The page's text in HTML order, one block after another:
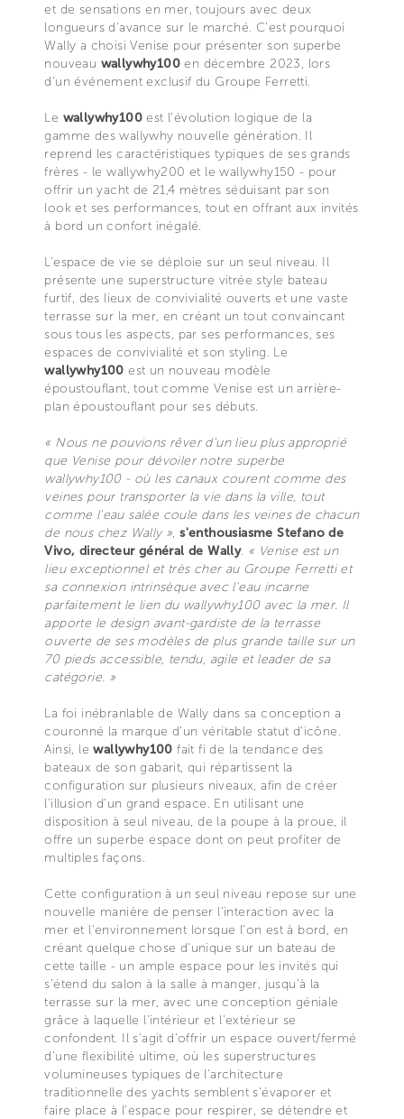
et de sensations en mer, toujours avec deux
longueurs d'avance sur le marché. C'est pourquoi
Wally a choisi Venise pour présenter son superbe
nouveau wallywhy100en décembre 2023, lors
d'un événement exclusif du Groupe Ferretti.
Le wallywhy100est l'évolution logique de la
gamme des wallywhy nouvelle génération. Il
reprend les caractéristiques typiques de ses grands
frères - le wallywhy200 et le wallywhy150 - pour
offrir un yacht de 21,4 mètres séduisant par son
look et ses performances, tout en offrant aux invités
à bord un confort inégalé.
L’espace de vie se déploie sur un seul niveau. Il
présente une superstructure vitrée style bateau
furtif, des lieux de convivialité ouverts et une vaste
terrasse sur la mer, en créant un tout convaincant
sous tous les aspects, par ses performances, ses
espaces de convivialité et son styling. Le
wallywhy100 est un nouveau modèle
époustouflant, tout comme Venise est un arrière-
plan époustouflant pour ses débuts.
« Nous ne pouvions rêver d'un lieu plus approprié
que Venise pour dévoiler notre superbe
wallywhy100 - où les canaux courent comme des
veines pour transporter la vie dans la ville, tout
comme l'eau salée coule dans les veines de chacun
de nous chez Wally », s'enthousiasme Stefano de
Vivo, directeur général de Wally. « Venise est un
lieu exceptionnel et très cher au Groupe Ferretti et
sa connexion intrinsèque avec l'eau incarne
parfaitement le lien du wallywhy100 avec la mer. Il
apporte le design avant-gardiste de la terrasse
ouverte de ses modèles de plus grande taille sur un
70 pieds accessible, tendu, agile et leader de sa
catégorie. »
La foi inébranlable de Wally dans sa conception a
couronné la marque d’un véritable statut d'icône.
Ainsi, lewallywhy100 fait fi de la tendance des
bateaux de son gabarit, qui répartissent la
configuration sur plusieurs niveaux, afin de créer
l’illusion d’un grand espace. En utilisant une
disposition à seul niveau, de la poupe à la proue, il
offre un superbe espace dont on peut profiter de
multiples façons.
Cette configuration à un seul niveau repose sur une
nouvelle manière de penser l'interaction avec la
mer et l'environnement lorsque l'on est à bord, en
créant quelque chose d'unique sur un bateau de
cette taille - un ample espace pour les invités qui
s’étend du salon à la salle à manger, jusqu’à la
terrasse sur la mer, avec une conception géniale
grâce à laquelle l'intérieur et l'extérieur se
confondent. Il s'agit d'offrir un espace ouvert/fermé
d'une flexibilité ultime, où les superstructures
volumineuses typiques de l'architecture
traditionnelle des yachts semblent s'évaporer et
faire place à l'espace pour respirer, se détendre et